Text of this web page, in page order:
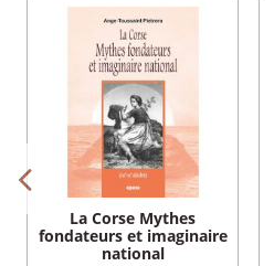
La Corse Mythes
fondateurs et imaginaire
national